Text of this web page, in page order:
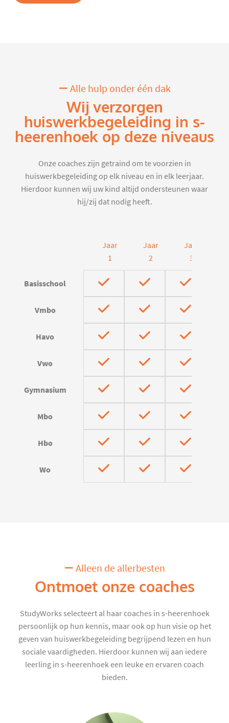
Alle hulp onder één dak
Wij verzorgen
huiswerkbegeleiding in s-
heerenhoek op deze niveaus
Onze coaches zijn getraind om te voorzien in
huiswerkbegeleiding op elk niveau en in elk leerjaar.
Hierdoor kunnen wij uw kind altijd ondersteunen waar
hij/zij dat nodig heeft.
Jaar
1
Jaar
2
Jaar
3
Basisschool
Vmbo
Havo
Vwo
Gymnasium
Mbo
Hbo
Wo
Alleen de allerbesten
Ontmoet onze coaches
StudyWorks selecteert al haar coaches in s-heerenhoek
persoonlijk op hun kennis, maar ook op hun visie op het
geven van huiswerkbegeleiding begrijpend lezen en hun
sociale vaardigheden. Hierdoor kunnen wij aan iedere
leerling in s-heerenhoek een leuke en ervaren coach
bieden.